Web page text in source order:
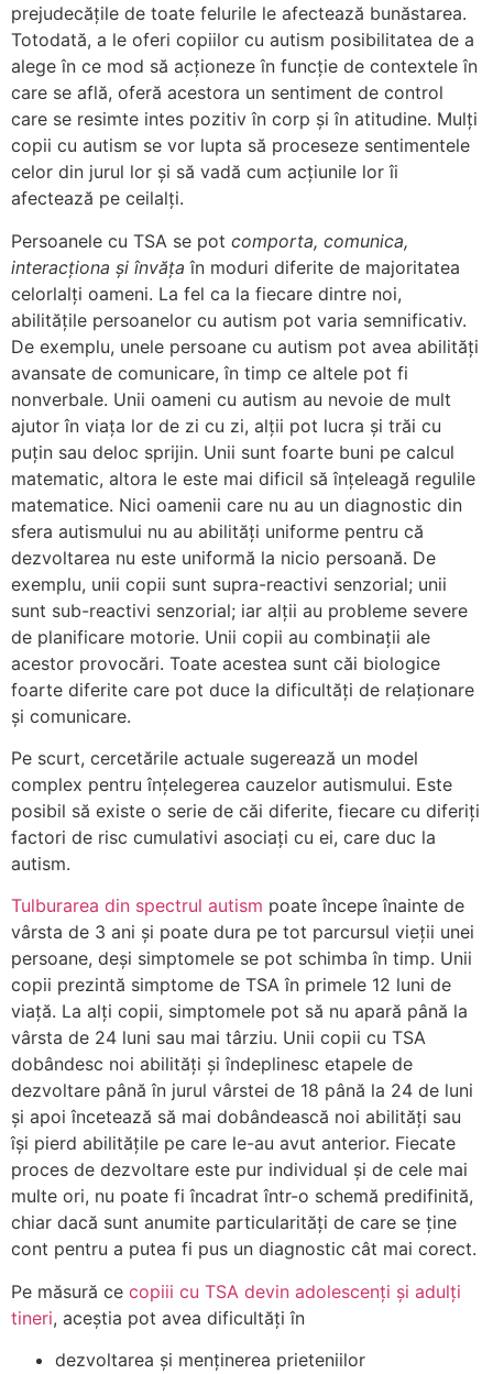
prejudecățile de toate felurile le afectează bunăstarea.
Totodată, a le oferi copiilor cu autism posibilitatea de a
alege în ce mod să acționeze în funcție de contextele în
care se află, oferă acestora un sentiment de control
care se resimte intes pozitiv în corp și în atitudine. Mulți
copii cu autism se vor lupta să proceseze sentimentele
celor din jurul lor și să vadă cum acțiunile lor îi
afectează pe ceilalți.
Persoanele cu TSA se pot comporta, comunica,
interacționa și învăța în moduri diferite de majoritatea
celorlalți oameni. La fel ca la fiecare dintre noi,
abilitățile persoanelor cu autism pot varia semnificativ.
De exemplu, unele persoane cu autism pot avea abilități
avansate de comunicare, în timp ce altele pot fi
nonverbale. Unii oameni cu autism au nevoie de mult
ajutor în viața lor de zi cu zi, alții pot lucra și trăi cu
puțin sau deloc sprijin. Unii sunt foarte buni pe calcul
matematic, altora le este mai dificil să înțeleagă regulile
matematice. Nici oamenii care nu au un diagnostic din
sfera autismului nu au abilități uniforme pentru că
dezvoltarea nu este uniformă la nicio persoană. De
exemplu, unii copii sunt supra-reactivi senzorial; unii
sunt sub-reactivi senzorial; iar alții au probleme severe
de planificare motorie. Unii copii au combinaţii ale
acestor provocări. Toate acestea sunt căi biologice
foarte diferite care pot duce la dificultăți de relaționare
și comunicare.
Pe scurt, cercetările actuale sugerează un model
complex pentru înțelegerea cauzelor autismului. Este
posibil să existe o serie de căi diferite, fiecare cu diferiți
factori de risc cumulativi asociați cu ei, care duc la
autism.
Tulburarea din spectrul autism poate începe înainte de
vârsta de 3 ani și poate dura pe tot parcursul vieții unei
persoane, deși simptomele se pot schimba în timp. Unii
copii prezintă simptome de TSA în primele 12 luni de
viață. La alți copii, simptomele pot să nu apară până la
vârsta de 24 luni sau mai târziu. Unii copii cu TSA
dobândesc noi abilități și îndeplinesc etapele de
dezvoltare până în jurul vârstei de 18 până la 24 de luni
și apoi încetează să mai dobândească noi abilități sau
își pierd abilitățile pe care le-au avut anterior. Fiecate
proces de dezvoltare este pur individual și de cele mai
multe ori, nu poate fi încadrat într-o schemă predifinită,
chiar dacă sunt anumite particularități de care se ține
cont pentru a putea fi pus un diagnostic cât mai corect.
Pe măsură ce copiii cu TSA devin adolescenți și adulți
tineri, aceștia pot avea dificultăți în
dezvoltarea și menținerea prieteniilor